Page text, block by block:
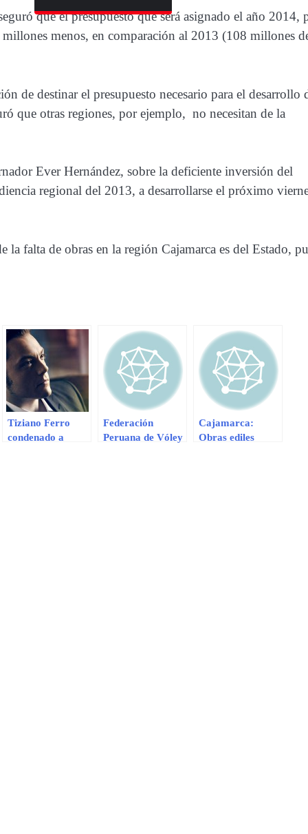
que el presupuesto que será asignado el año 2014,
menos, en comparación al 2013 (108 millones
de destinar el presupuesto necesario para el desarrollo
que otras regiones, por ejemplo, no necesitan de la
Ever Hernández, sobre la deficiente inversión del
regional del 2013, a desarrollarse el próximo
falta de obras en la región Cajamarca es del Estado,
Tiziano Ferro
condenado a
Federación
Peruana de Vóley
Cajamarca:
Obras ediles